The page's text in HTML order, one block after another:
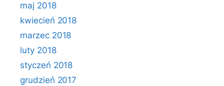
maj 2018
kwiecień 2018
marzec 2018
luty 2018
styczeń 2018
grudzień 2017